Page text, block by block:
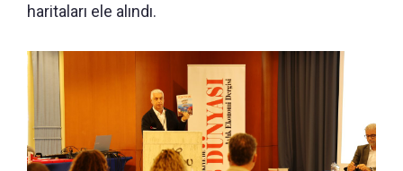
haritaları ele alındı.